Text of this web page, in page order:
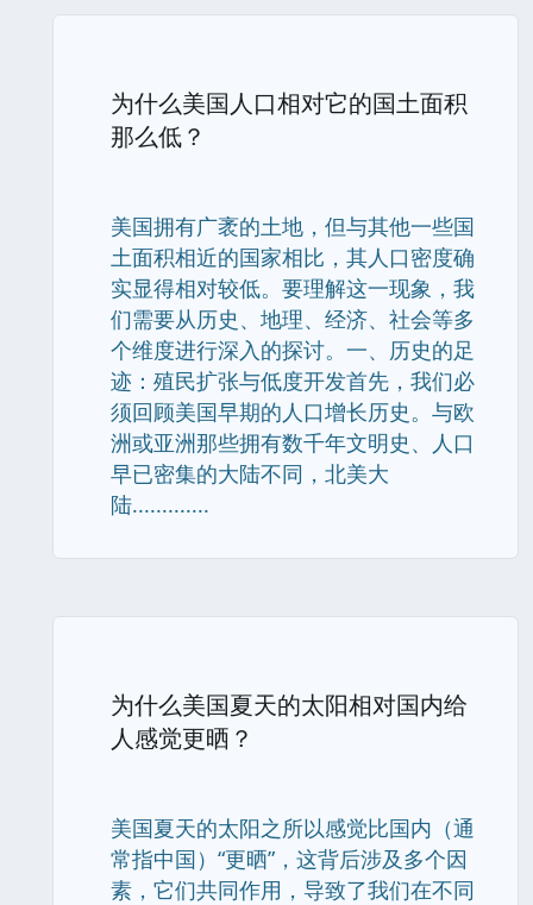
为什么美国人口相对它的国土面积
那么低？
美国拥有广袤的土地，但与其他一些国
土面积相近的国家相比，其人口密度确
实显得相对较低。要理解这一现象，我
们需要从历史、地理、经济、社会等多
个维度进行深入的探讨。一、历史的足
迹：殖民扩张与低度开发首先，我们必
须回顾美国早期的人口增长历史。与欧
洲或亚洲那些拥有数千年文明史、人口
早已密集的大陆不同，北美大
陆.............
为什么美国夏天的太阳相对国内给
人感觉更晒？
美国夏天的太阳之所以感觉比国内（通
常指中国）“更晒”，这背后涉及多个因
素，它们共同作用，导致了我们在不同